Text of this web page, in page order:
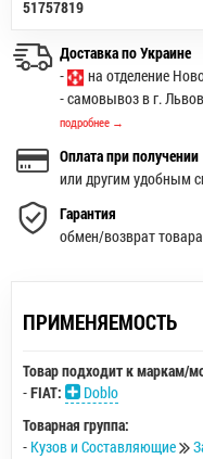
51757819
Доставка по Украине
-
на отделение
- самовывоз в г. Львов
подробнее →
Оплата при получении
или другим удобным
Гарантия
обмен/возврат
ПРИМЕНЯЕМОСТЬ
Товар подходит к маркам/
-FIAT:
Doblo
Товарная группа:
- Кузов и Составляющие